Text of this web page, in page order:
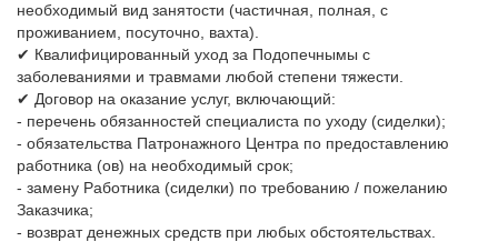
необходимый вид занятости (частичная, полная, с
проживанием, посуточно, вахта).
✔ Квалифицированный уход за Подопечнымы с
заболеваниями и травмами любой степени тяжести.
✔ Договор на оказание услуг, включающий:
- перечень обязанностей специалиста по уходу (сиделки);
- обязательства Патронажного Центра по предоставлению
работника (ов) на необходимый срок;
- замену Работника (сиделки) по требованию / пожеланию
Заказчика;
- возврат денежных средств при любых обстоятельствах.